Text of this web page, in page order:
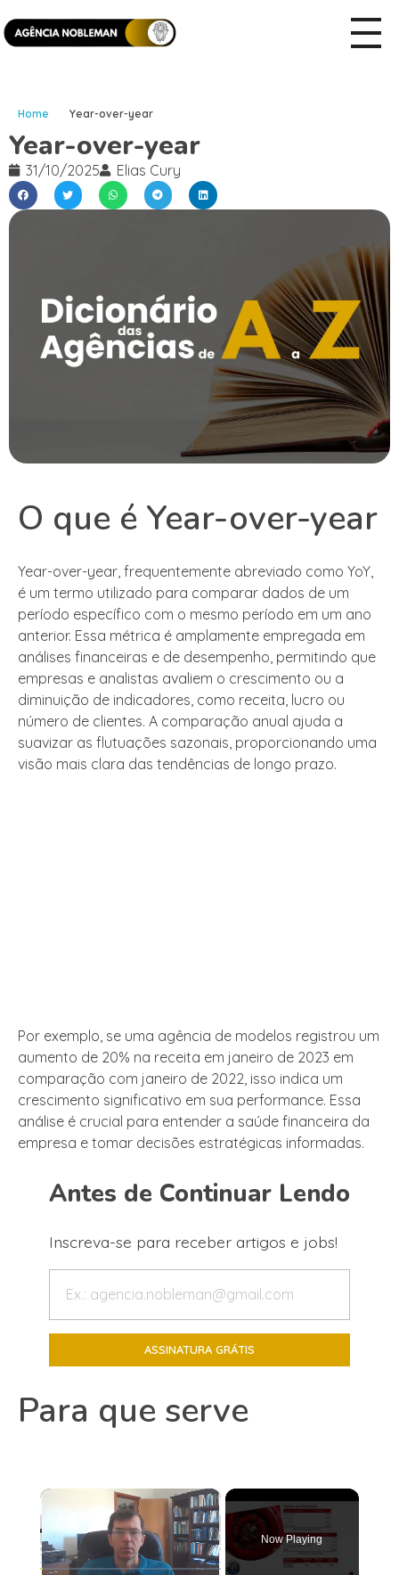
Home Year-over-year
Year-over-year
31/10/2025 Elias Cury
O que é Year-over-year
Year-over-year, frequentemente abreviado como YoY,
é um termo utilizado para comparar dados de um
período específico com o mesmo período em um ano
anterior. Essa métrica é amplamente empregada em
análises financeiras e de desempenho, permitindo que
empresas e analistas avaliem o crescimento ou a
diminuição de indicadores, como receita, lucro ou
número de clientes. A comparação anual ajuda a
suavizar as flutuações sazonais, proporcionando uma
visão mais clara das tendências de longo prazo.
Por exemplo, se uma agência de modelos registrou um
aumento de 20% na receita em janeiro de 2023 em
comparação com janeiro de 2022, isso indica um
crescimento significativo em sua performance. Essa
análise é crucial para entender a saúde financeira da
empresa e tomar decisões estratégicas informadas.
Antes de Continuar Lendo
Inscreva-se para receber artigos e jobs!
Para que serve
×
Now Playing